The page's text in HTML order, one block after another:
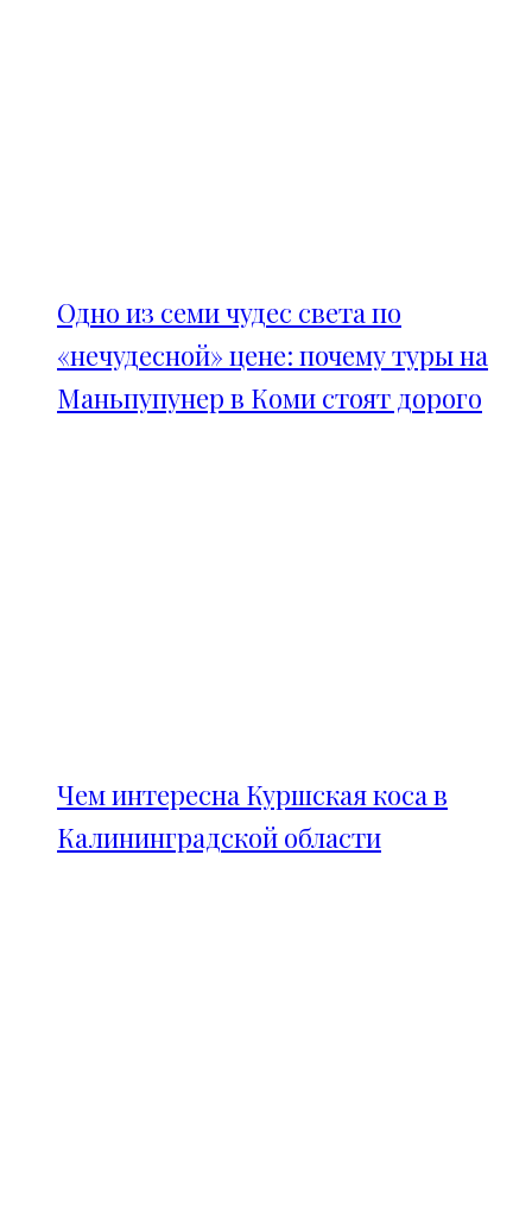
Одно из семи чудес света по
«нечудесной» цене: почему туры на
Маньпупунер в Коми стоят дорого
Чем интересна Куршская коса в
Калининградской области